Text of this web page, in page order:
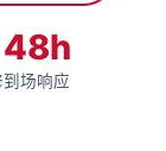
48h
到场响应